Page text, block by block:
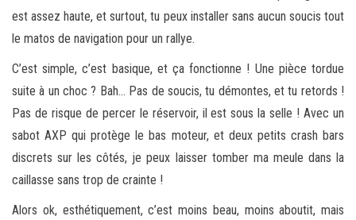
est assez haute, et surtout, tu peux installer sans aucun soucis tout
le matos de navigation pour un rallye.
C’est simple, c’est basique, et ça fonctionne ! Une pièce tordue
suite à un choc ? Bah… Pas de soucis, tu démontes, et tu retords !
Pas de risque de percer le réservoir, il est sous la selle ! Avec un
sabot AXP qui protège le bas moteur, et deux petits crash bars
discrets sur les côtés, je peux laisser tomber ma meule dans la
caillasse sans trop de crainte !
Alors ok, esthétiquement, c’est moins beau, moins aboutit, mais